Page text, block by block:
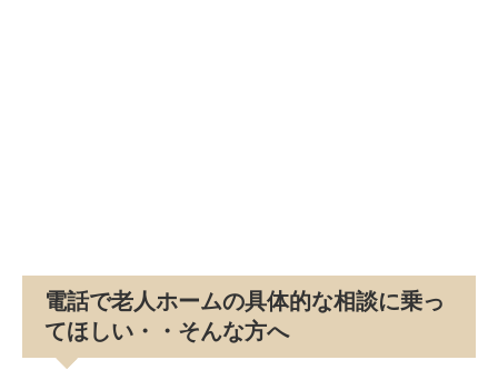
電話で老人ホームの具体的な相談に乗っ
てほしい・・そんな方へ